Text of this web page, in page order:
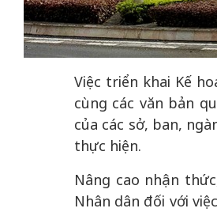
Việc triển khai Kế
cùng các văn bản
của các sở, ban,
thực hiện.
Nâng cao nhận
Nhân dân đối với
bước vào
đô qua
50 năm Việt
nhập
nguồn nội lực
định hình vị thế
tạo | Kỳ 4:
làm nên diện